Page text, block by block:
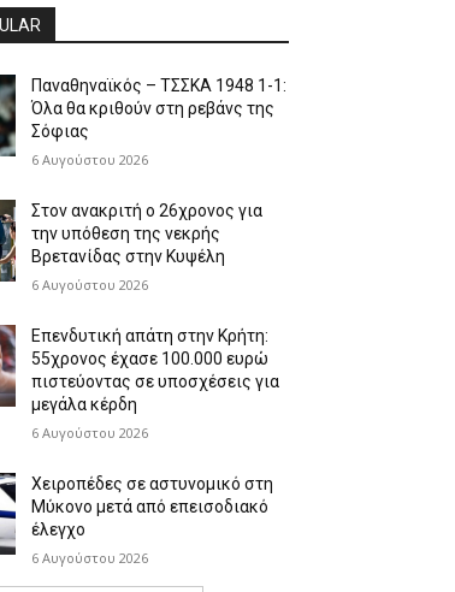
Παναθηναϊκός – ΤΣΣΚΑ 1948 1-1:
Όλα θα κριθούν στη ρεβάνς της
Σόφιας
6 Αυγούστου 2026
Στον ανακριτή ο 26χρονος για
την υπόθεση της νεκρής
Βρετανίδας στην Κυψέλη
6 Αυγούστου 2026
Επενδυτική απάτη στην Κρήτη:
55χρονος έχασε 100.000 ευρώ
πιστεύοντας σε υποσχέσεις για
μεγάλα κέρδη
6 Αυγούστου 2026
Χειροπέδες σε αστυνομικό στη
Μύκονο μετά από επεισοδιακό
έλεγχο
6 Αυγούστου 2026